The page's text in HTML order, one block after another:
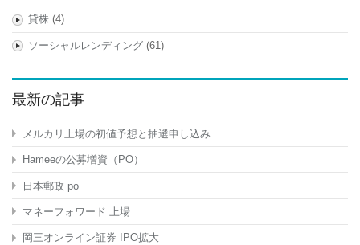
貸株(4)
ソーシャルレンディング(61)
最新の記事
メルカリ上場の初値予想と抽選申し込み
Hameeの公募増資（PO）
日本郵政 po
マネーフォワード 上場
岡三オンライン証券 IPO拡大